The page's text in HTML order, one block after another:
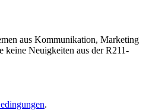
aus Kommunikation, Marketing
keine Neuigkeiten aus der R211-
.